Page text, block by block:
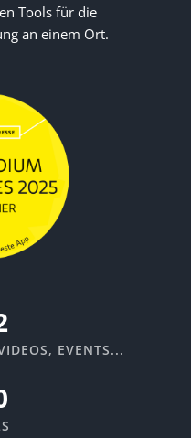
Tools für die
an einem Ort.
EVENTS...